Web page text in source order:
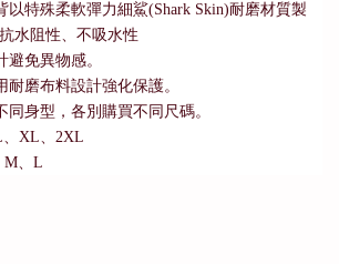
以特殊柔軟彈力細鯊(Shark Skin)耐磨材質製
水阻性、不吸水性
避免異物感。
耐磨布料設計強化保護。
同身型，各別購買不同尺碼。
、XL、2XL
M、L